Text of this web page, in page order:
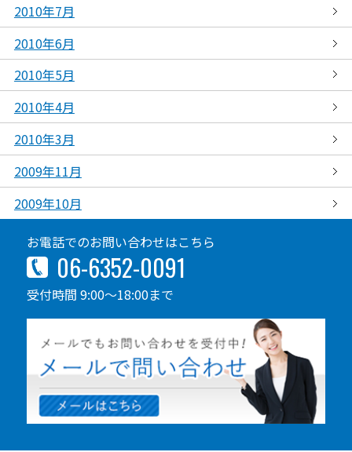
2010年7月
2010年6月
2010年5月
2010年4月
2010年3月
2009年11月
2009年10月
お電話でのお問い合わせはこちら
06-6352-0091
受付時間 9:00～18:00まで